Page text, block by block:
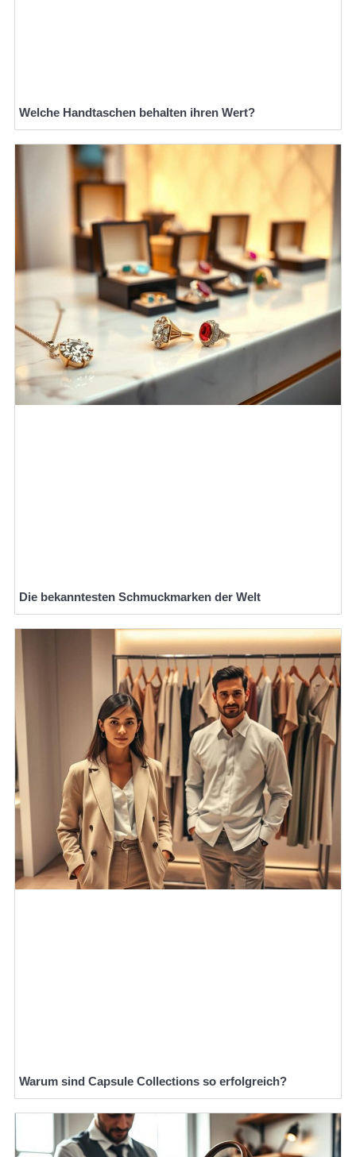
Welche Handtaschen behalten ihren Wert?
Die bekanntesten Schmuckmarken der Welt
Warum sind Capsule Collections so erfolgreich?